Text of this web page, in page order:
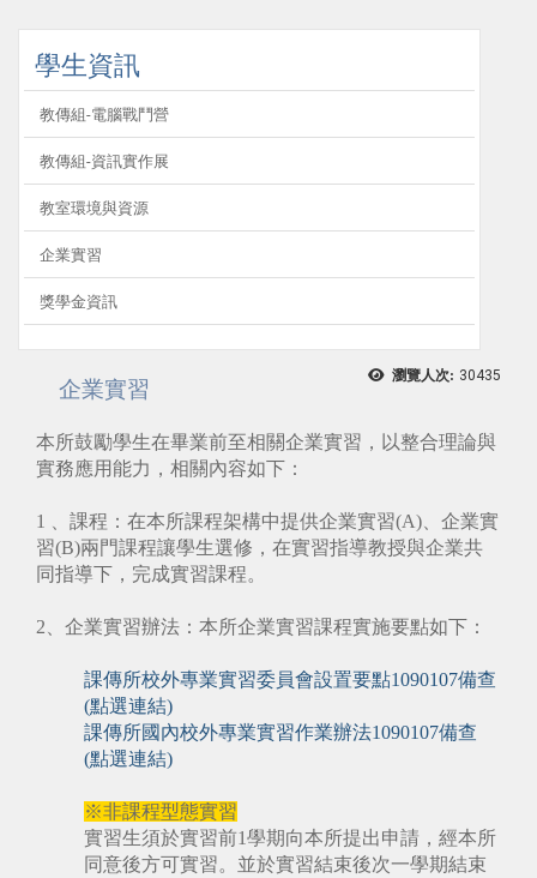
學生資訊
教傳組-電腦戰鬥營
教傳組-資訊實作展
教室環境與資源
企業實習
獎學金資訊
瀏覽人次: 30435
企業實習
本所鼓勵學生在畢業前至相關企業實習，以整合理論與
實務應用能力，相關內容如下：
1 、課程：在本所課程架構中提供企業實習(A)、企業實
習(B)兩門課程讓學生選修，在實習指導教授與企業共
同指導下，完成實習課程。
2、企業實習辦法：本所企業實習課程實施要點如下：
課傳所校外專業實習委員會設置要點1090107備查
(點選連結)
課傳所國內校外專業實習作業辦法1090107備查
(點選連結)
※非課程型態實習
實習生須於實習前1學期向本所提出申請，經本所
同意後方可實習。並於實習結束後次一學期結束